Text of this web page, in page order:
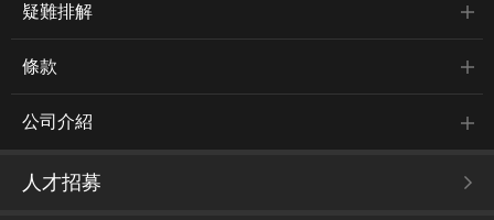
疑難排解
條款
公司介紹
人才招募